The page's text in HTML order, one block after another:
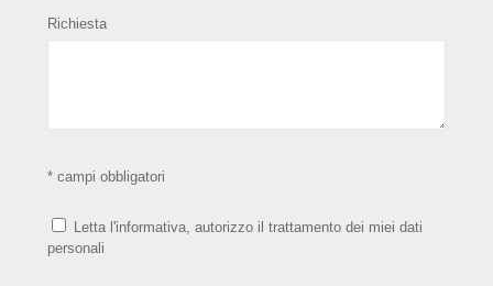
Richiesta
* campi obbligatori
Letta l'informativa, autorizzo il trattamento dei miei dati
personali